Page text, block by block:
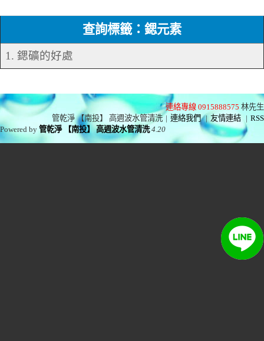
查詢標籤：鍶元素
1. 鍶礦的好處
連絡專線 0915888575 林先生
管乾淨 【南投】 高週波水管清洗 | 連絡我們 | 友情連結 | RSS
Powered by管乾淨 【南投】 高週波水管清洗 4.20